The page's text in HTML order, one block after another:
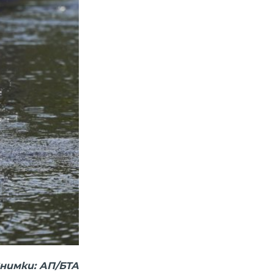
АП/БТА